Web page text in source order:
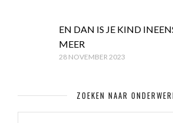
EN DAN IS JE KIND
MEER
28 NOVEMBER 2023
ZOEKEN NAAR
ZOEKEN